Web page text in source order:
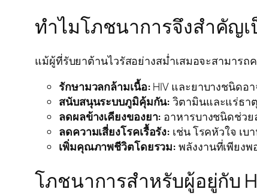
ทำไมโภชนาการจึงสำคัญ
แม้ผู้ที่รับยาต้านไวรัสอย่างสม่ำเสมอจะสามารถ
รักษามวลกล้ามเนื้อ: HIV และยาบางชนิดอ
สนับสนุนระบบภูมิคุ้มกัน: วิตามินและแร่ธา
ลดผลข้างเคียงของยา: อาหารบางชนิดช่วย
ลดความเสี่ยงโรคเรื้อรัง: เช่น โรคหัวใจ เ
เพิ่มคุณภาพชีวิตโดยรวม: พลังงานที่เพียง
โภชนาการสำหรับผู้อยู่กับ